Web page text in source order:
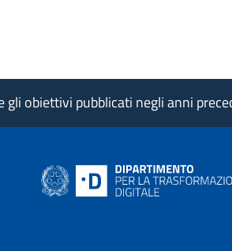
gli obiettivi pubblicati negli anni